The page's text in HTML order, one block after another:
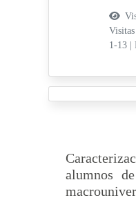
1-13
alumnos